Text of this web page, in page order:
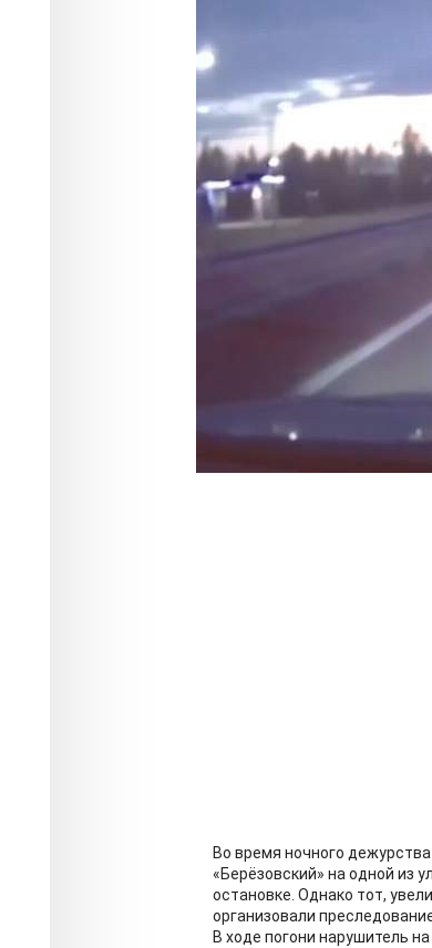
уголовным
Происшествия
04.06.2026 15:10
Во время ночного
«Берёзовский» на одной из
остановке. Однако тот,
организовали
В ходе погони нарушитель